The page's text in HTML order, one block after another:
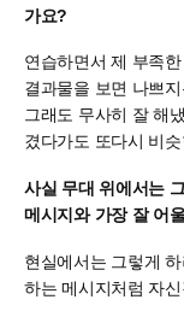
가요?
연습하면서 제 부족
결과물을 보면 나쁘
그래도 무사히 잘 해
겼다가도 또다시 비
사실 무대 위에서는
메시지와 가장 잘 어
현실에서는 그렇게
하는 메시지처럼 자